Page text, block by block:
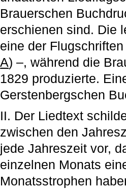
Brauerschen
erschienen sind. Die
eine der
A) –, während die
1829 produzierte.
Gerstenbergschen
II. Der Liedtext
zwischen den
jede Jahreszeit vor,
einzelnen Monats
Monatsstrophen